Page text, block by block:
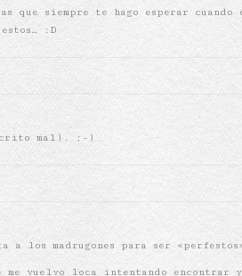
siempre te hago esperar cuando
:D
mal). ;-)
los madrugones para ser
me vuelvo loca intentando encontrar